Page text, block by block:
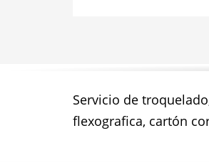
Servicio de
flexografica, cartón